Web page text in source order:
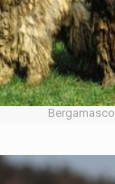
Bergamasco